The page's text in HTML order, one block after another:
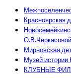
Красноярская
О.В.Черкасовой
Мирновская
Музей истории
КЛУБНЫЕ